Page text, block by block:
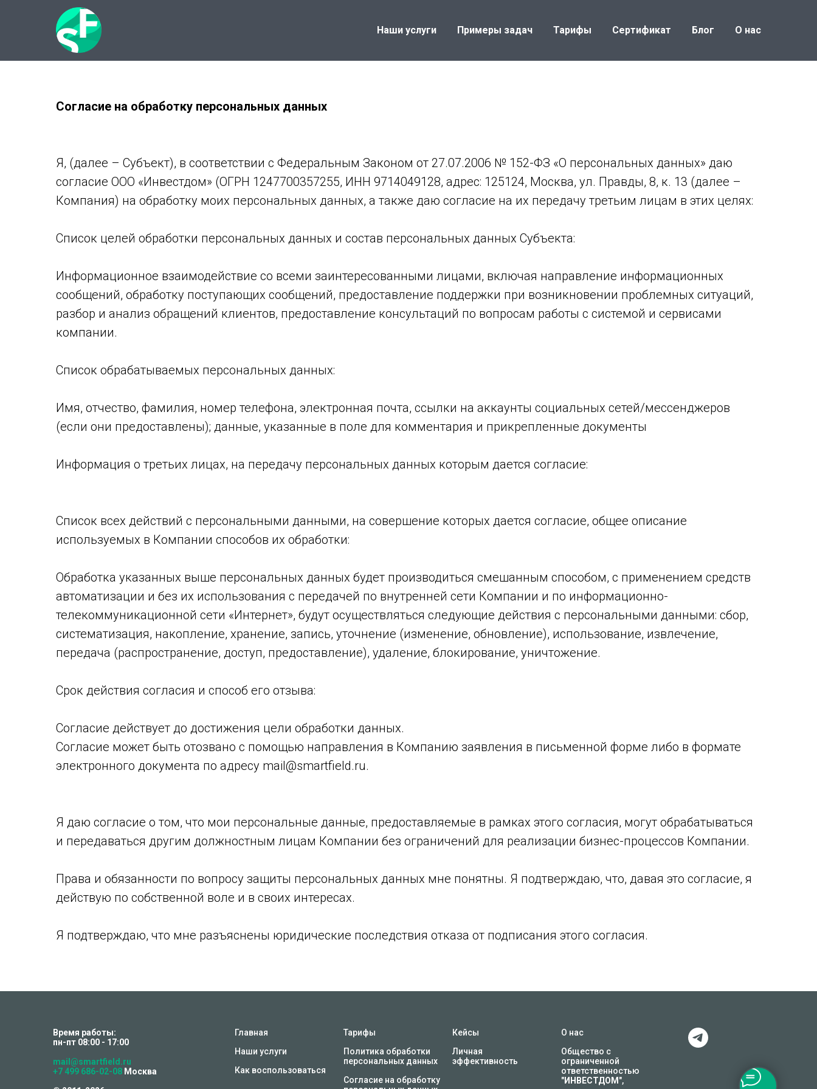
Наши услуги Примеры задач Тарифы Сертификат Блог О нас
Согласие на обработку персональных данных
Я, (далее – Субъект), в соответствии с Федеральным Законом от 27.07.2006 № 152-ФЗ «О персональных данных» даю
согласие ООО «Инвестдом» (ОГРН 1247700357255, ИНН 9714049128, адрес: 125124, Москва, ул. Правды, 8, к. 13 (далее –
Компания) на обработку моих персональных данных, а также даю согласие на их передачу третьим лицам в этих целях:
Список целей обработки персональных данных и состав персональных данных Субъекта:
Информационное взаимодействие со всеми заинтересованными лицами, включая направление информационных
сообщений, обработку поступающих сообщений, предоставление поддержки при возникновении проблемных ситуаций,
разбор и анализ обращений клиентов, предоставление консультаций по вопросам работы с системой и сервисами
компании.
Список обрабатываемых персональных данных:
Имя, отчество, фамилия, номер телефона, электронная почта, ссылки на аккаунты социальных сетей/мессенджеров
(если они предоставлены); данные, указанные в поле для комментария и прикрепленные документы
Информация о третьих лицах, на передачу персональных данных которым дается согласие:
Список всех действий с персональными данными, на совершение которых дается согласие, общее описание
используемых в Компании способов их обработки:
Обработка указанных выше персональных данных будет производиться смешанным способом, с применением средств
автоматизации и без их использования с передачей по внутренней сети Компании и по информационно-
телекоммуникационной сети «Интернет», будут осуществляться следующие действия с персональными данными: сбор,
систематизация, накопление, хранение, запись, уточнение (изменение, обновление), использование, извлечение,
передача (распространение, доступ, предоставление), удаление, блокирование, уничтожение.
Срок действия согласия и способ его отзыва:
Согласие действует до достижения цели обработки данных.
Согласие может быть отозвано с помощью направления в Компанию заявления в письменной форме либо в формате
электронного документа по адресу mail@smartfield.ru.
Я даю согласие о том, что мои персональные данные, предоставляемые в рамках этого согласия, могут обрабатываться
и передаваться другим должностным лицам Компании без ограничений для реализации бизнес-процессов Компании.
Права и обязанности по вопросу защиты персональных данных мне понятны. Я подтверждаю, что, давая это согласие, я
действую по собственной воле и в своих интересах.
Я подтверждаю, что мне разъяснены юридические последствия отказа от подписания этого согласия.
Время работы:
пн-пт 08:00 - 17:00
mail@smartfield.ru
+7 499 686-02-08 Москва
Главная
Наши услуги
Как воспользоваться
Тарифы
Политика обработки
персональных данных
Согласие на обработку
Кейсы
Личная
эффективность
О нас
Общество с
ограниченной
ответственностью
"ИНВЕСТДОМ ",